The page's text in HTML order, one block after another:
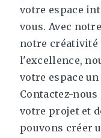
votre espace
vous. Avec
notre créativité
l'excellence,
votre espace
Contactez-
votre projet et
pouvons créer